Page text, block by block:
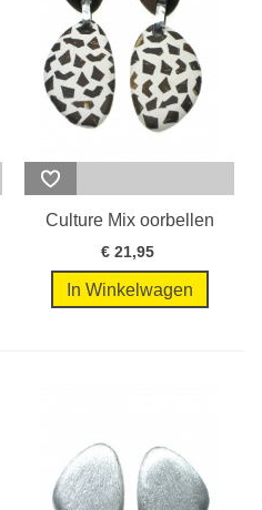
Culture Mix oorbellen
creme met...
€ 21,95
In Winkelwagen